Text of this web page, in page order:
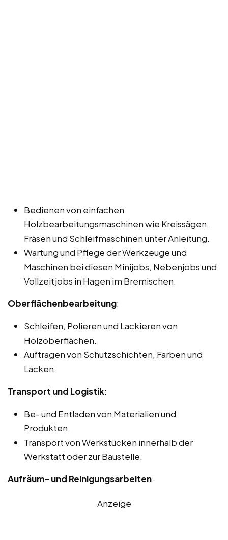
Bedienen von einfachen
Holzbearbeitungsmaschinen wie Kreissägen,
Fräsen und Schleifmaschinen unter Anleitung.
Wartung und Pflege der Werkzeuge und
Maschinen bei diesen Minijobs, Nebenjobs und
Vollzeitjobs in Hagen im Bremischen.
Oberflächenbearbeitung:
Schleifen, Polieren und Lackieren von
Holzoberflächen.
Auftragen von Schutzschichten, Farben und
Lacken.
Transport und Logistik:
Be- und Entladen von Materialien und
Produkten.
Transport von Werkstücken innerhalb der
Werkstatt oder zur Baustelle.
Aufräum- und Reinigungsarbeiten:
Anzeige